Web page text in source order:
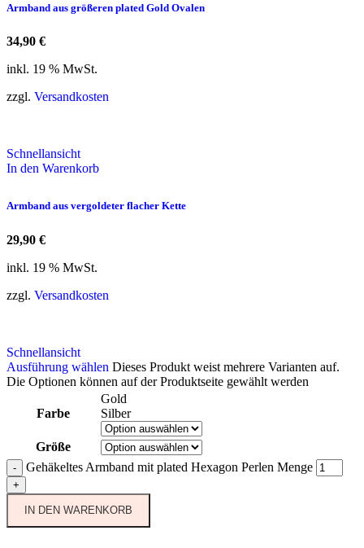
Armband aus größeren plated Gold Ovalen
34,90 €
inkl. 19 % MwSt.
zzgl. Versandkosten
Schnellansicht
In den Warenkorb
Armband aus vergoldeter flacher Kette
29,90 €
inkl. 19 % MwSt.
zzgl. Versandkosten
Schnellansicht
Ausführung wählen Dieses Produkt weist mehrere Varianten auf.
Die Optionen können auf der Produktseite gewählt werden
Farbe
Gold
Silber
Größe
- Gehäkeltes Armband mit plated Hexagon Perlen Menge
+
IN DEN WARENKORB